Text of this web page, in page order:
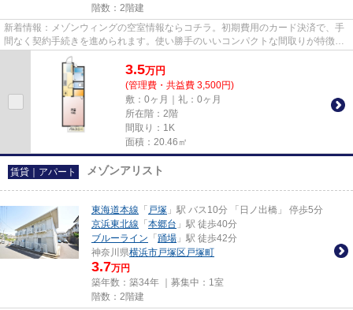
階数：2階建
新着情報：メゾンウィングの空室情報ならコチラ。初期費用のカード決済で、手
間なく契約手続きを進められます。使い勝手のいいコンパクトな間取りが特徴。
東海道本線戸塚付近の物件情...
3.5万円
(管理費・共益費 3,500円)
敷：0ヶ月｜礼：0ヶ月
所在階：2階
間取り：1K
面積：20.46㎡
賃貸｜アパート メゾンアリスト
東海道本線 「 戸塚 」駅 バス10分 「日ノ出橋」 停歩5分
京浜東北線 「 本郷台 」駅 徒歩40分
ブルーライン 「 踊場 」駅 徒歩42分
神奈川県横浜市戸塚区 戸塚町
3.7万円
築年数：築34年 ｜募集中： 1室
階数：2階建